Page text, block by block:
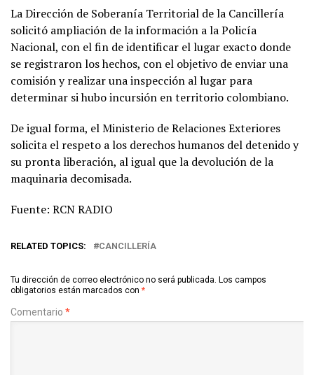
La Dirección de Soberanía Territorial de la Cancillería
solicitó ampliación de la información a la Policía
Nacional, con el fin de identificar el lugar exacto donde
se registraron los hechos, con el objetivo de enviar una
comisión y realizar una inspección al lugar para
determinar si hubo incursión en territorio colombiano.
De igual forma, el Ministerio de Relaciones Exteriores
solicita el respeto a los derechos humanos del detenido y
su pronta liberación, al igual que la devolución de la
maquinaria decomisada.
Fuente: RCN RADIO
RELATED TOPICS: CANCILLERÍA
Tu dirección de correo electrónico no será publicada. Los campos
obligatorios están marcados con *
Comentario *